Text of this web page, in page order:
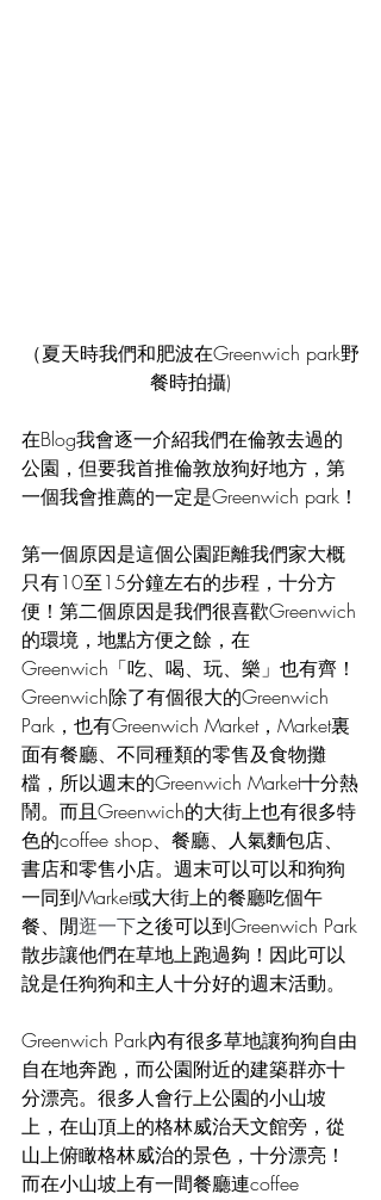
（夏天時我們和肥波在Greenwich park野
餐時拍攝)
在Blog我會逐一介紹我們在倫敦去過的
公園，但要我首推倫敦放狗好地方，第
一個我會推薦的一定是Greenwich park！
第一個原因是這個公園距離我們家大概
只有10至15分鐘左右的步程，十分方
便！第二個原因是我們很喜歡Greenwich
的環境，地點方便之餘，在
Greenwich「吃、喝、玩、樂」也有齊！
Greenwich除了有個很大的Greenwich
Park，也有Greenwich Market，Market裏
面有餐廳、不同種類的零售及食物攤
檔，所以週末的Greenwich Market十分熱
鬧。而且Greenwich的大街上也有很多特
色的coffee shop、餐廳、人氣麵包店、
書店和零售小店。週末可以可以和狗狗
一同到Market或大街上的餐廳吃個午
餐、閒逛一下之後可以到Greenwich Park
散步讓他們在草地上跑過夠！因此可以
說是任狗狗和主人十分好的週末活動。
Greenwich Park內有很多草地讓狗狗自由
自在地奔跑，而公園附近的建築群亦十
分漂亮。很多人會行上公園的小山坡
上，在山頂上的格林威治天文館旁，從
山上俯瞰格林威治的景色，十分漂亮！
而在小山坡上有一間餐廳連coffee